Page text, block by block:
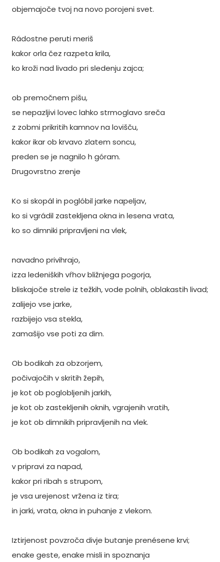
objemajoče tvoj na novo porojeni svet.
Rádostne peruti meriš
kakor orla čez razpeta krila,
ko kroži nad livado pri sledenju zajca;
ob premočnem pišu,
se nepazljivi lovec lahko strmoglavo sreča
z zobmi prikritih kamnov na lovišču,
kakor ikar ob krvavo zlatem soncu,
preden se je nagnilo h góram.
Drugovrstno zrenje
Ko si skopál in poglóbil jarke napeljav,
ko si vgrádil zastekljena okna in lesena vrata,
ko so dimniki pripravljeni na vlek,
navadno privihrajo,
izza ledeniških vŕhov bližnjega pogorja,
bliskajoče strele iz težkih, vode polnih, oblakastih livad;
zalijejo vse jarke,
razbijejo vsa stekla,
zamašijo vse poti za dim.
Ob bodikah za obzorjem,
počivajočih v skritih žepih,
je kot ob poglobljenih jarkih,
je kot ob zastekljenih oknih, vgrajenih vratih,
je kot ob dimnikih pripravljenih na vlek.
Ob bodikah za vogalom,
v pripravi za napad,
kakor pri ribah s strupom,
je vsa urejenost vržena iz tira;
in jarki, vrata, okna in puhanje z vlekom.
Iztirjenost povzroča divje butanje prenésene krvi;
enake geste, enake misli in spoznanja